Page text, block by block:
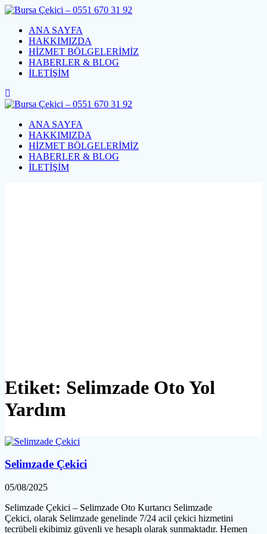
Skip
contentANA SAYFA
HAKKIMIZDA
HİZMET BÖLGELERİMİZ
HABERLER & BLOG
İLETİŞİM
ANA SAYFA
HAKKIMIZDA
HİZMET BÖLGELERİMİZ
HABERLER & BLOG
İLETİŞİM
Etiket: Selimzade Oto Yol
Yardım
Selimzade Çekici
05/08/2025
Selimzade Çekici – Selimzade Oto Kurtarıcı Selimzade
Çekici, olarak Selimzade genelinde 7/24 acil çekici hizmetini
tecrübeli ekibimiz güvenli ve hesaplı olarak sunmaktadır. Hemen